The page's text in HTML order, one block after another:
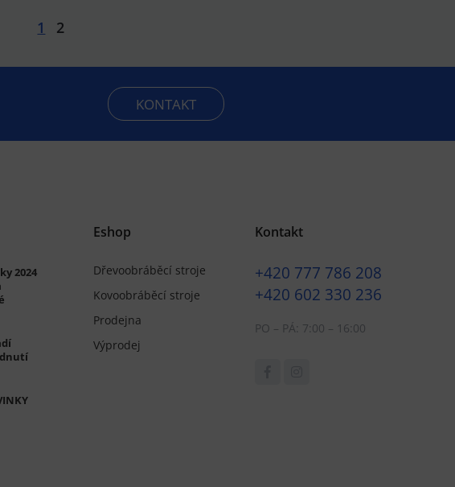
prohlédnout
1 2
KONTAKT
2024
Eshop
Dřevoobráběcí stroje
Kovoobráběcí stroje
Prodejna
Výprodej
Kontakt
+420 777 786 208
+420 602 330 236
PO – PÁ: 7:00 – 16:00